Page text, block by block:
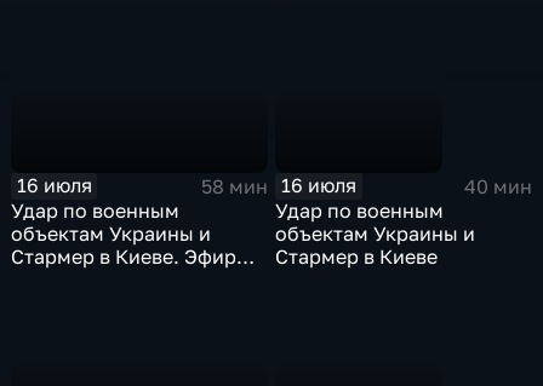
16 июля
58 мин
Удар по военным
объектам Украины и
Стармер в Киеве. Эфир
16 июля
40 мин
Удар по военным
объектам Украины и
Стармер в Киеве